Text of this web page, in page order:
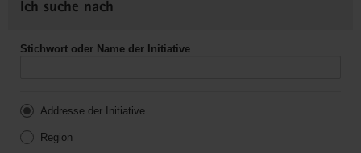
Ich suche nach
Stichwort oder Name der Initiative
Addresse der Initiative
Region